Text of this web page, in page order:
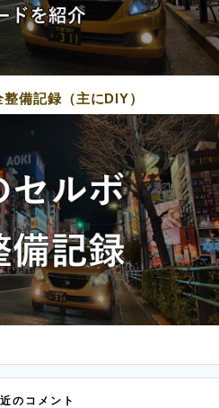
備記録（主にDIY）
のコメント